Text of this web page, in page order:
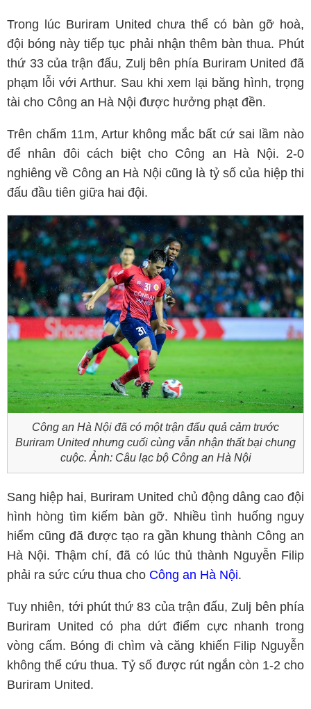
Trong lúc Buriram United chưa thể có bàn gỡ hoà,
đội bóng này tiếp tục phải nhận thêm bàn thua. Phút
thứ 33 của trận đấu, Zulj bên phía Buriram United đã
phạm lỗi với Arthur. Sau khi xem lại băng hình, trọng
tài cho Công an Hà Nội được hưởng phạt đền.
Trên chấm 11m, Artur không mắc bất cứ sai lầm nào
để nhân đôi cách biệt cho Công an Hà Nội. 2-0
nghiêng về Công an Hà Nội cũng là tỷ số của hiệp thi
đấu đầu tiên giữa hai đội.
Công an Hà Nội đã có một trận đấu quả cảm trước
Buriram United nhưng cuối cùng vẫn nhận thất bại chung
cuộc. Ảnh: Câu lạc bộ Công an Hà Nội
Sang hiệp hai, Buriram United chủ động dâng cao đội
hình hòng tìm kiếm bàn gỡ. Nhiều tình huống nguy
hiểm cũng đã được tạo ra gần khung thành Công an
Hà Nội. Thậm chí, đã có lúc thủ thành Nguyễn Filip
phải ra sức cứu thua cho Công an Hà Nội.
Tuy nhiên, tới phút thứ 83 của trận đấu, Zulj bên phía
Buriram United có pha dứt điểm cực nhanh trong
vòng cấm. Bóng đi chìm và căng khiến Filip Nguyễn
không thể cứu thua. Tỷ số được rút ngắn còn 1-2 cho
Buriram United.